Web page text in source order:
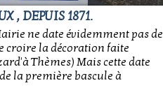
, DEPUIS 1871.
ne date évidemment pas de
croire la décoration faite
Thèmes) Mais cette date
la première bascule à